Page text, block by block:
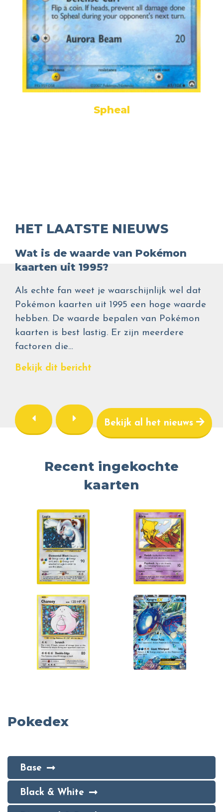
Spheal
HET LAATSTE NIEUWS
Wat is de waarde van Pokémon
kaarten uit 1995?
Als echte fan weet je waarschijnlijk wel dat
Pokémon kaarten uit 1995 een hoge waarde
hebben. De waarde bepalen van Pokémon
kaarten is best lastig. Er zijn meerdere
factoren die…
Bekijk dit bericht
Bekijk al het nieuws
Recent ingekochte
kaarten
Pokedex
Base
Black & White